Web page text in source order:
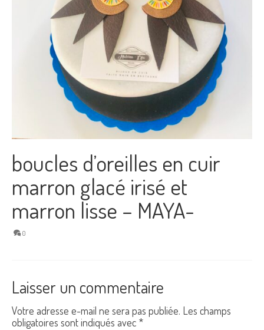
boucles d’oreilles en cuir
marron glacé irisé et
marron lisse – MAYA-
0
Laisser un commentaire
Votre adresse e-mail ne sera pas publiée. Les champs
obligatoires sont indiqués avec *